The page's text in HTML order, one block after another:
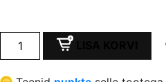
oli:
€ 1,98.
is:
€ 1,49.
Punutud
nat.nahk,
10